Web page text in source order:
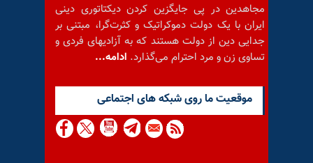
مجاهدین در پی جایگزین کردن دیکتاتوری دینی
ایران با یک دولت دموکراتیک و کثرت‌گرا، مبتنی بر
جدایی دین از دولت هستند که به آزادیهای فردی و
تساوی زن و مرد احترام می‌گذارد. ادامه...
موقعيت ما روى شبكه هاى اجتماعى